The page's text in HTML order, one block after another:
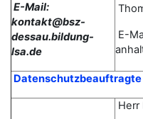
E-Mail:
kontakt@bsz-
dessau.bildung-
lsa.de
E-
Datenschutzbeauftragte
Herr